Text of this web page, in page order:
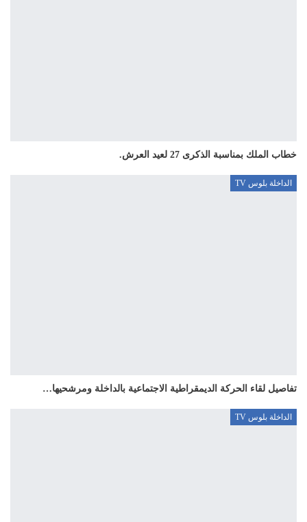
خطاب الملك بمناسبة الذكرى 27 لعيد العرش.
الداخلة بلوس TV
تفاصيل لقاء الحركة الديمقراطية الاجتماعية بالداخلة ومرشحيها…
الداخلة بلوس TV